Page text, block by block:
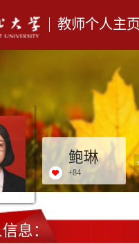
教师个人主页
鲍琳
+84
息：